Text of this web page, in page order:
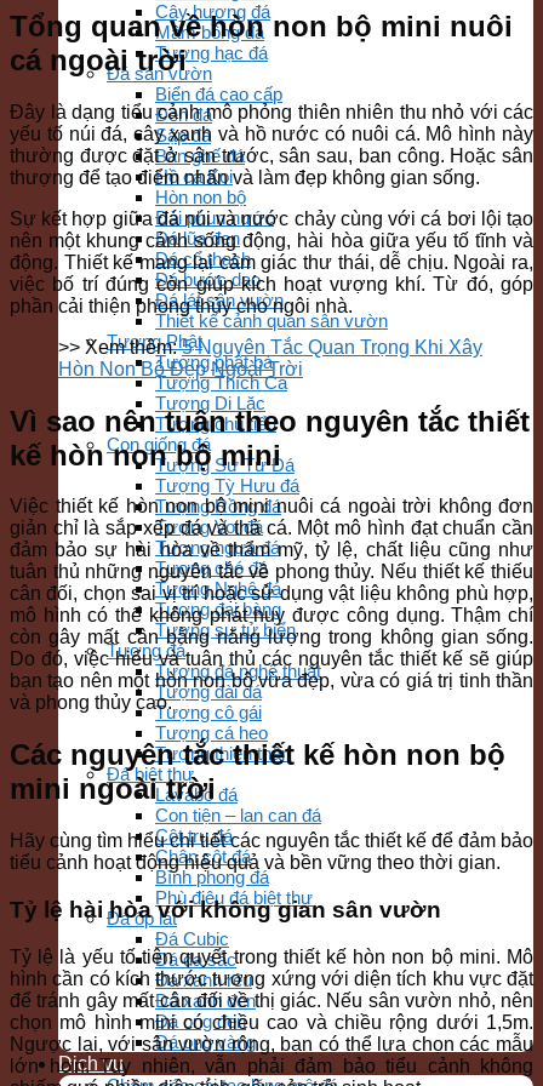
Cây hương đá
Mâm bồng đá
Tượng hạc đá
Đá sân vườn
Biển đá cao cấp
Đèn đá
Sập đá
Bàn ghế đá
Hồ cá Koi
Hòn non bộ
Đài phun nước
Đá lũa đen
Đá cổ thạch
Đá bước dạo
Đá lát sân vườn
Thiết kế cảnh quan sân vườn
Tượng Phật
Tượng phật bà
Tượng Thích Ca
Tượng Di Lặc
Tượng chú tiểu
Con giống đá
Tượng Sư Tử Đá
Tượng Tỳ Hưu đá
Tượng Rồng đá
Tượng Voi đá
Tượng ngựa đá
Tượng chó đá
Tượng Nghê đá
Tượng đại bàng
Tượng sư tử biển
Tượng đá
Tượng đá nghệ thuật
Tượng đài đá
Tượng cô gái
Tượng cá heo
Tượng thiên thần
Đá biệt thự
Lavabo đá
Con tiện – lan can đá
Cột trụ đá
Chân cột đá
Bình phong đá
Phù điêu đá biệt thự
Đá ốp lát
Đá Cubic
Đá đa sắc
Đá xanh rêu
Đá xanh đen
Đá ong đen
Đá ong vàng
Dịch vụ
Tổng quan về hòn non bộ mini nuôi
cá ngoài trời
Đây là dạng tiểu cảnh mô phỏng thiên nhiên thu nhỏ với các
yếu tố núi đá, cây xanh và hồ nước có nuôi cá. Mô hình này
thường được đặt ở sân trước, sân sau, ban công. Hoặc sân
thượng để tạo điểm nhấn và làm đẹp không gian sống.
Sự kết hợp giữa đá núi và nước chảy cùng với cá bơi lội tạo
nên một khung cảnh sống động, hài hòa giữa yếu tố tĩnh và
động. Thiết kế mang lại cảm giác thư thái, dễ chịu. Ngoài ra,
việc bố trí đúng còn giúp kích hoạt vượng khí. Từ đó, góp
phần cải thiện phong thủy cho ngôi nhà.
>> Xem thêm:5 Nguyên Tắc Quan Trọng Khi Xây
Hòn Non Bộ Đẹp Ngoài Trời
Vì sao nên tuân theo nguyên tắc thiết
kế hòn non bộ mini
Việc thiết kế hòn non bộ mini nuôi cá ngoài trời không đơn
giản chỉ là sắp xếp đá và thả cá. Một mô hình đạt chuẩn cần
đảm bảo sự hài hòa về thẩm mỹ, tỷ lệ, chất liệu cũng như
tuân thủ những nguyên tắc về phong thủy. Nếu thiết kế thiếu
cân đối, chọn sai vị trí hoặc sử dụng vật liệu không phù hợp,
mô hình có thể không phát huy được công dụng. Thậm chí
còn gây mất cân bằng năng lượng trong không gian sống.
Do đó, việc hiểu và tuân thủ các nguyên tắc thiết kế sẽ giúp
bạn tạo nên một hòn non bộ vừa đẹp, vừa có giá trị tinh thần
và phong thủy cao.
Các nguyên tắc thiết kế hòn non bộ
mini ngoài trời
Hãy cùng tìm hiểu chi tiết các nguyên tắc thiết kế để đảm bảo
tiểu cảnh hoạt động hiệu quả và bền vững theo thời gian.
Tỷ lệ hài hòa với không gian sân vườn
Tỷ lệ là yếu tố tiên quyết trong thiết kế hòn non bộ mini. Mô
hình cần có kích thước tương xứng với diện tích khu vực đặt
để tránh gây mất cân đối về thị giác. Nếu sân vườn nhỏ, nên
chọn mô hình mini có chiều cao và chiều rộng dưới 1,5m.
Ngược lại, với sân vườn rộng, bạn có thể lựa chọn các mẫu
lớn hơn. Tuy nhiên, vẫn phải đảm bảo tiểu cảnh không